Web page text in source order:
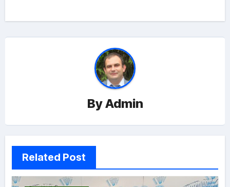
ByAdmin
Related Post